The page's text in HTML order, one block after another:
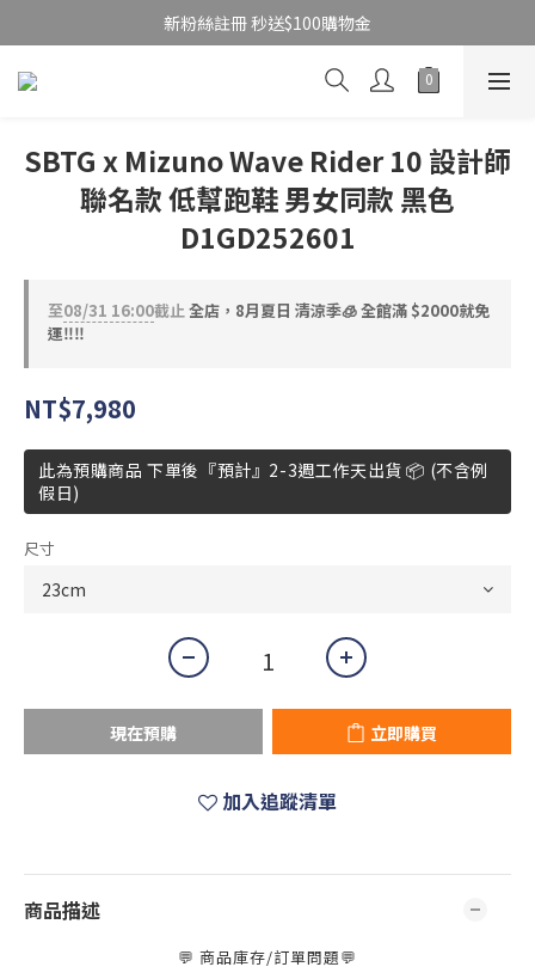
新粉絲註冊 秒送$100購物金
SBTG x Mizuno Wave Rider 10 設計師
聯名款 低幫跑鞋 男女同款 黑色
D1GD252601
至08/31 16:00截止全店，8月夏日 清涼季🧊 全館滿 $2000就免
運‼️‼️
NT$7,980
此為預購商品 下單後『預計』2-3週工作天出貨 📦 (不含例
假日)
尺寸
現在預購 立即購買
加入追蹤清單
商品描述
💬 商品庫存/訂單問題💬